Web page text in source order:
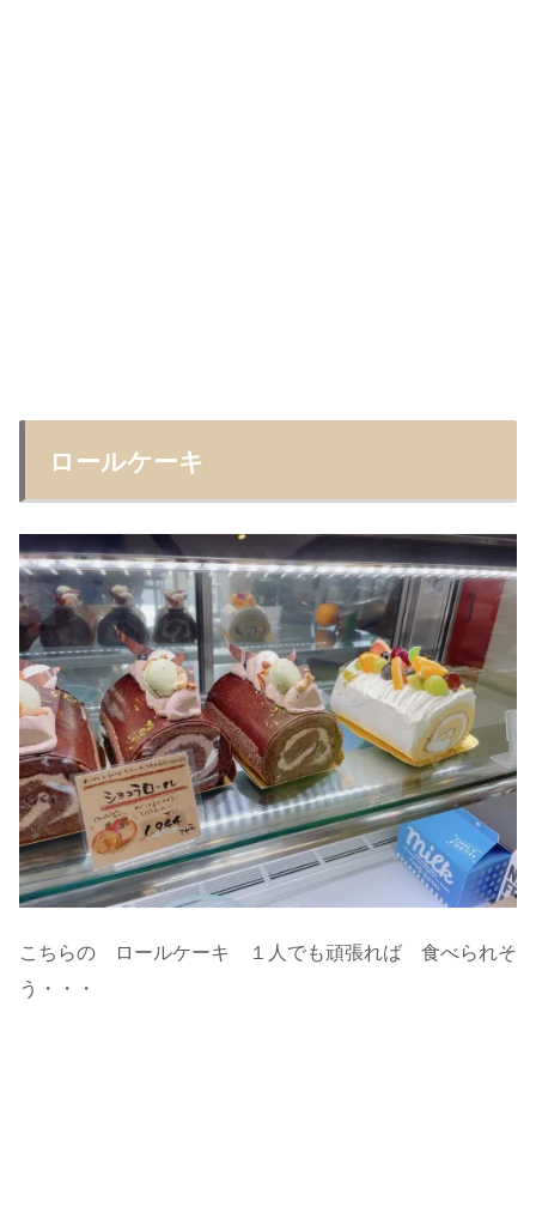
ロールケーキ
こちらの ロールケーキ １人でも頑張れば 食べられそ
う・・・